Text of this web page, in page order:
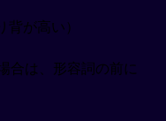
背が高い）
合は、形容詞の前に